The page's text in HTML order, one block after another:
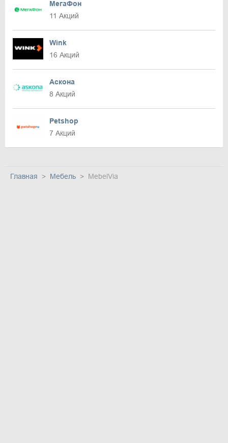
МегаФон
11 Акций
Wink
16 Акций
Аскона
8 Акций
Petshop
7 Акций
Главная Мебель MebelVia